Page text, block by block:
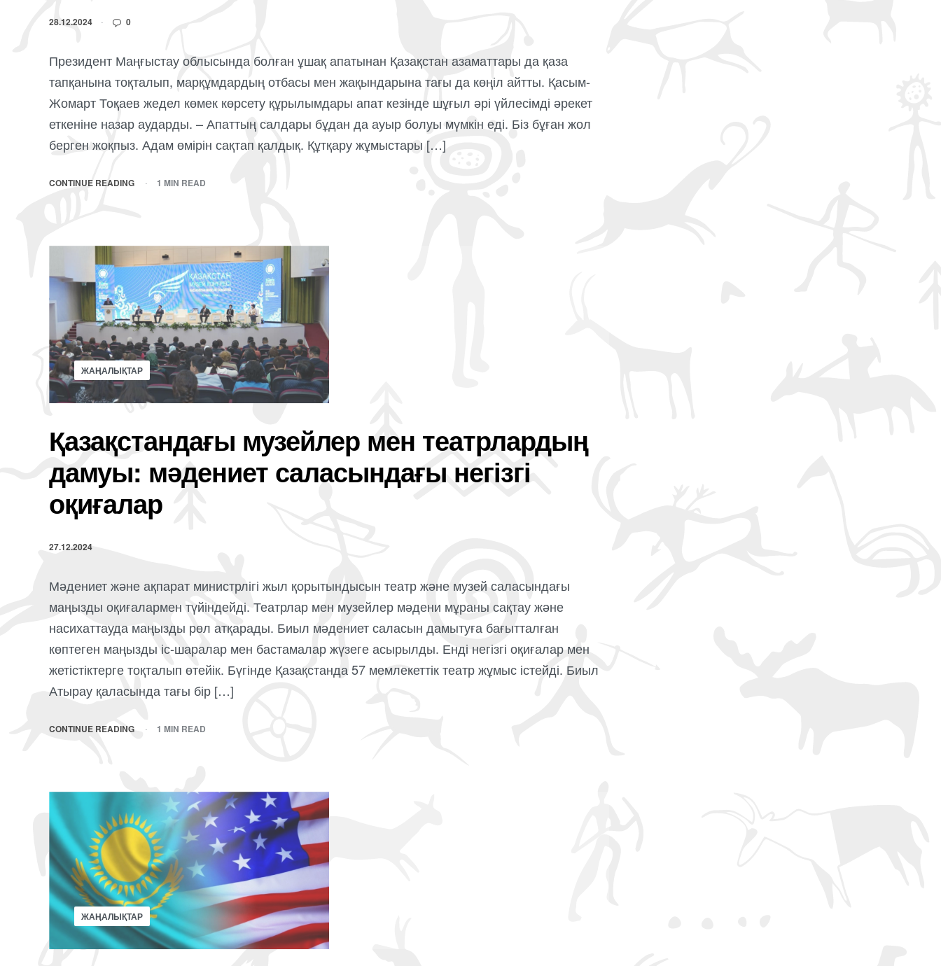
28.12.2024 0
Президент Маңғыстау облысында болған ұшақ апатынан Қазақстан азаматтары да қаза
тапқанына тоқталып, марқұмдардың отбасы мен жақындарына тағы да көңіл айтты. Қасым-
Жомарт Тоқаев жедел көмек көрсету құрылымдары апат кезінде шұғыл әрі үйлесімді әрекет
еткеніне назар аударды. – Апаттың салдары бұдан да ауыр болуы мүмкін еді. Біз бұған жол
берген жоқпыз. Адам өмірін сақтап қалдық. Құтқару жұмыстары […]
CONTINUE READING 1 MIN READ
ЖАҢАЛЫҚТАР
Қазақстандағы музейлер мен театрлардың
дамуы: мәдениет саласындағы негізгі
оқиғалар
27.12.2024
Мәдениет және ақпарат министрлігі жыл қорытындысын театр және музей саласындағы
маңызды оқиғалармен түйіндейді. Театрлар мен музейлер мәдени мұраны сақтау және
насихаттауда маңызды рөл атқарады. Биыл мәдениет саласын дамытуға бағытталған
көптеген маңызды іс-шаралар мен бастамалар жүзеге асырылды. Енді негізгі оқиғалар мен
жетістіктерге тоқталып өтейік. Бүгінде Қазақстанда 57 мемлекеттік театр жұмыс істейді. Биыл
Атырау қаласында тағы бір […]
CONTINUE READING 1 MIN READ
ЖАҢАЛЫҚТАР